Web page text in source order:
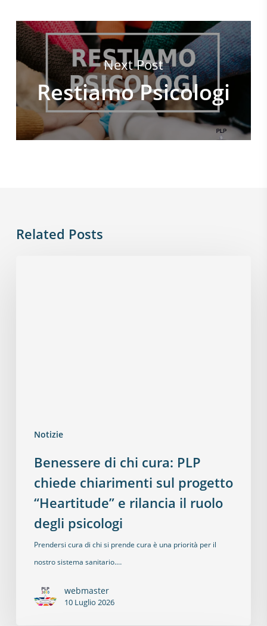
Next Post
Restiamo Psicologi
Related Posts
Notizie
Benessere di chi cura: PLP
chiede chiarimenti sul progetto
“Heartitude” e rilancia il ruolo
degli psicologi
Prendersi cura di chi si prende cura è una priorità per il
nostro sistema sanitario.…
webmaster
10 Luglio 2026